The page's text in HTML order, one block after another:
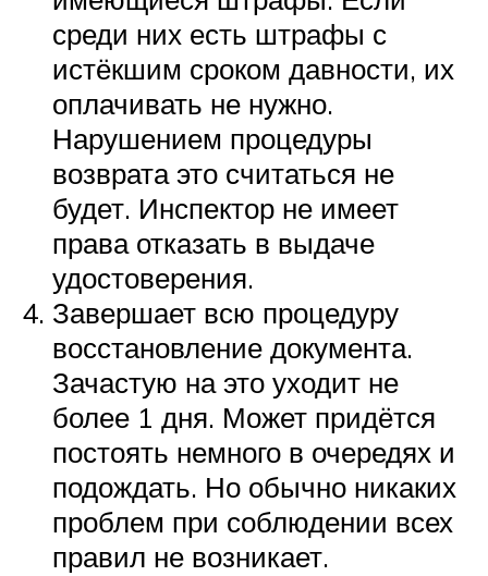
среди них есть штрафы с
истёкшим сроком давности, их
оплачивать не нужно.
Нарушением процедуры
возврата это считаться не
будет. Инспектор не имеет
права отказать в выдаче
удостоверения.
Завершает всю процедуру
восстановление документа.
Зачастую на это уходит не
более 1 дня. Может придётся
постоять немного в очередях и
подождать. Но обычно никаких
проблем при соблюдении всех
правил не возникает.